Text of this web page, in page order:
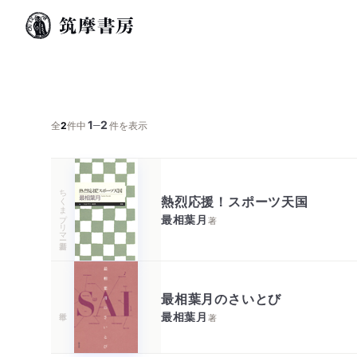
全2件中1─2件を表示
ちくまプリマー新書 熱烈応援！スポーツ天国
最相葉月著
最相葉月のさいとび
最相葉月著